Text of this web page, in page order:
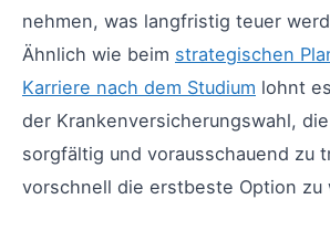
nehmen, was langfristig teuer
Ähnlich wie beim strategischen
Karriere nach dem Studium lohnt
der Krankenversicherungswahl,
sorgfältig und vorausschauend zu
vorschnell die erstbeste Option zu